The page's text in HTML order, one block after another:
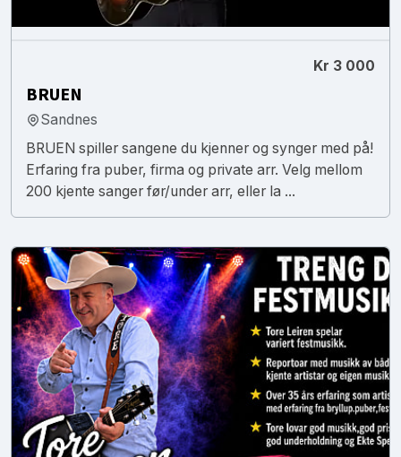
Kr 3 000
BRUEN
Sandnes
BRUEN spiller sangene du kjenner og synger med på!
Erfaring fra puber, firma og private arr. Velg mellom
200 kjente sanger før/under arr, eller la ...